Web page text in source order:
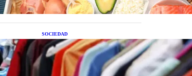
SOCIEDAD
Las grandes marcas globales
se suman a la tendencia de la
ropa de segunda mano
premium